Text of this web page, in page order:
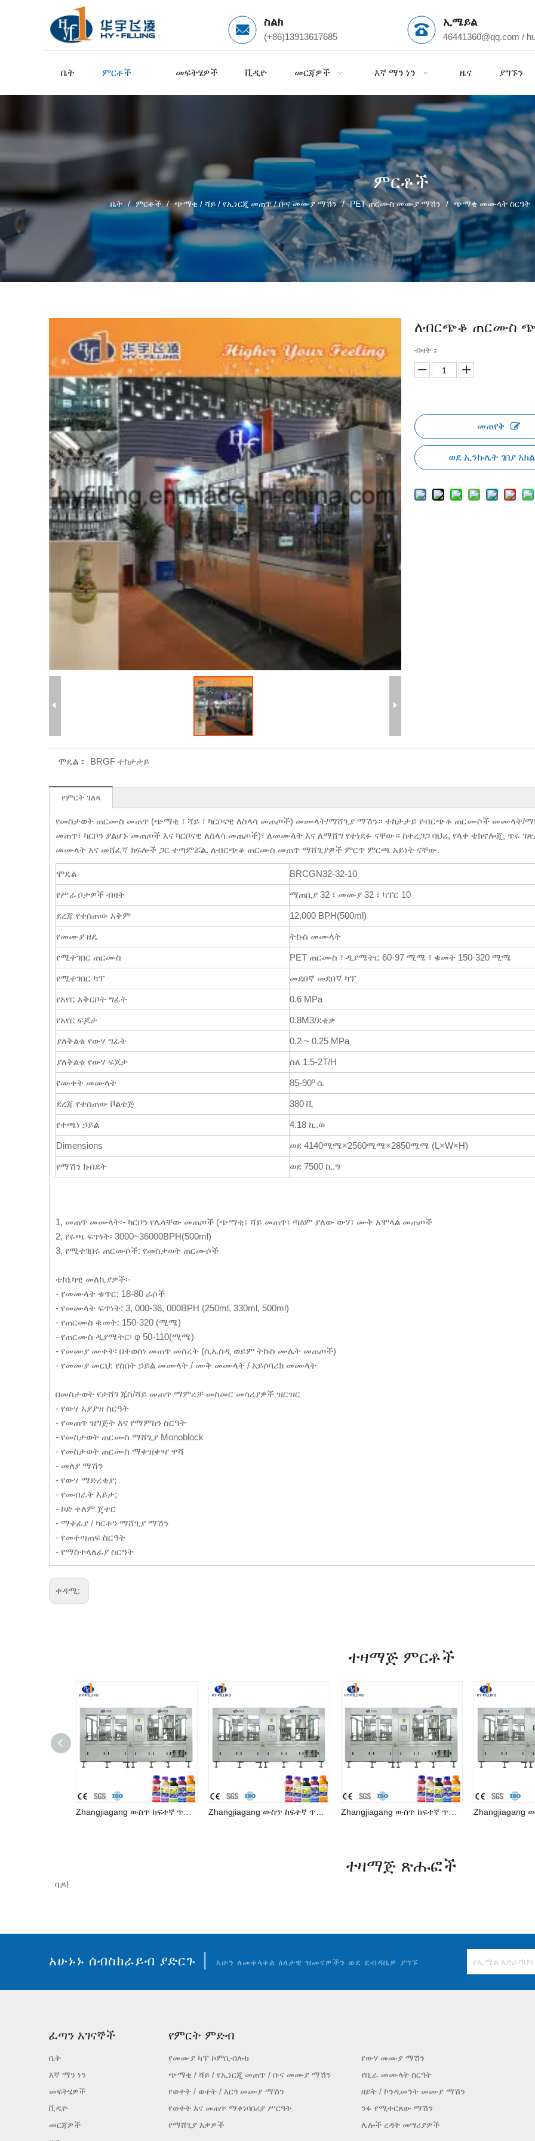
ስልክ
(+86)13913617685
ኢሜይል
46441360@qq.com /
ቤት ምርቶች መፍትሄዎች ቪዲዮ መርጃዎች እኛ ማን ነን ዜና ያግኙን
ምርቶች
ቤት / ምርቶች / ጭማቂ / ሻይ / የኢነርጂ መጠጥ / ቡና መሙያ ማሽን / PET ጠርሙስ መሙያ ማሽን / ጭማቂ መሙላት ስርዓት
ለብርጭቆ ጠርሙስ
ብዛት：
መጠየቅ
ወደ ኢንኩሌት ገበያ አክል
ሞዴል： BRGF ተከታታይ
የምርት ገለጻ
የመስታወት ጠርሙስ መጠጥ (ጭማቂ ፣ ሻይ ፣ ካርቦናዊ ለስላሳ መጠጦች) መሙላት/ማሸጊያ ማሽን። ተከታታይ የብርጭቆ ጠርሙሶች መሙላት/
መጠጥ፣ ካርቦን ያልሆኑ መጠጦች እና ካርቦናዊ ለስላሳ መጠጦች)፣ ለመሙላት እና ለማሸግ የተነደፉ ናቸው። ከተረጋጋ ባህሪ, የላቀ ቴክኖሎጂ, ጥሩ
መሙላት እና መሸፈኛ ክፍሎች ጋር ተጣምሯል. ለብርጭቆ ጠርሙስ መጠጥ ማሸጊያዎች ምርጥ ምርጫ አይነት ናቸው.
ሞዴል BRCGN32-32-10
የሥራ ቦታዎች ብዛት ማጠቢያ 32 ፣ መሙያ 32 ፣ ካፕር 10
ደረጃ የተሰጠው አቅም 12,000 BPH(500ml)
የመሙያ ዘዴ ትኩስ መሙላት
የሚተገበር ጠርሙስ PET ጠርሙስ ፣ ዲያሜትር 60-97 ሚሜ ፣ ቁመት 150-320 ሚሜ
የሚተገበር ካፕ መደበኛ መደበኛ ካፕ
የአየር አቅርቦት ግፊት 0.6 MPa
የአየር ፍጆታ 0.8M3/ደቂቃ
ያለቅልቁ የውሃ ግፊት 0.2 ~ 0.25 MPa
ያለቅልቁ የውሃ ፍጆታ ስለ 1.5-2T/H
የሙቀት መሙላት 85-90º ሴ
ደረጃ የተሰጠው ቮልቴጅ 380 ቪ
የተጫነ ኃይል 4.18 ኪ.ወ
Dimensions ወደ 4140ሚሜ×2560ሚሜ×2850ሚሜ (L×W×H)
የማሽን ክብደት ወደ 7500 ኪ.ግ
1, መጠጥ መሙላት፡- ካርቦን የሌላቸው መጠጦች (ጭማቂ፣ ሻይ መጠጥ፣ ጣዕም ያለው ውሃ፣ ሙቅ አሞላል መጠጦች
2, የሩጫ ፍጥነት፡ 3000~36000BPH(500ml)
3, የሚተገበሩ ጠርሙሶች: የመስታወት ጠርሙሶች
ቴክኒካዊ መለኪያዎች፡-
- የመሙላት ቁጥር: 18-80 ራሶች
- የመሙላት ፍጥነት: 3, 000-36, 000BPH (250ml, 330ml, 500ml)
- የጠርሙስ ቁመት: 150-320 (ሚሜ)
- የጠርሙስ ዲያሜትር፡ φ 50-110(ሚሜ)
- የመሙያ ሙቀት፡ በተወሰነ መጠጥ መሰረት (ሲኤስዲ ወይም ትኩስ ሙሌት መጠጦች)
- የመሙያ መርህ: የስበት ኃይል መሙላት / ሙቅ መሙላት / አይሶባሪክ መሙላት
በመስታወት የታሸገ ጁስ/ሻይ መጠጥ ማምረቻ መስመር መሳሪያዎች ዝርዝር
- የውሃ አያያዝ ስርዓት
- የመጠጥ ዝግጅት እና የማምከን ስርዓት
- የመስታወት ጠርሙስ ማሸጊያ Monoblock
- የመስታወት ጠርሙስ ማቀዝቀዣ ዋሻ
- መለያ ማሽን
- የውሃ ማድረቂያ;
- የመብራት እይታ;
- ኮድ ቀለም ጄተር
- ማቀፊያ / ካርቶን ማሸጊያ ማሽን
- የመተጣጠፍ ስርዓት
- የማስተላለፊያ ስርዓት
ቀዳሚ:
ተዛማጅ ምርቶች
ተዛማጅ ጽሑፎች
ባዶ!
አሁኑኑ ሰብስክራይብ ያድርጉ | አሁን ለመቀላቀል ዕለታዊ ዝመናዎችን ወደ ደብዳቤዎ ያግኙ
ፈጣን አገናኞች
ቤት
እኛ ማን ነን
መፍትሄዎች
ቪዲዮ
መርጃዎች
የምርት ምድብ
የመሙያ ካፕ ኮምቢብሎክ
የውሃ መሙያ ማሽን
ጭማቂ / ሻይ / የኢነርጂ መጠጥ / ቡና መሙያ ማሽን
የቢራ መሙላት ስርዓት
የወተት / ወተት / እርጎ መሙያ ማሽን
ዘይት / ኮንዲመንት መሙያ ማሽን
የወተት እና መጠጥ ማቀነባበሪያ ሥርዓት
ንፉ የሚቀርጸው ማሽን
የማሸጊያ እቃዎች
ሌሎች ረዳት መሣሪያዎች